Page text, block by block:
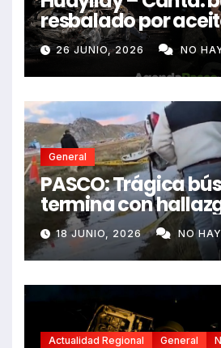
resbalado por
e impactó auto
dejando dos
26 JUNIO, 2026 NO
General
PASCO: Trágica
termina con
sin vida en Rancas
18 JUNIO, 2026 NO
Actualidad Regional General